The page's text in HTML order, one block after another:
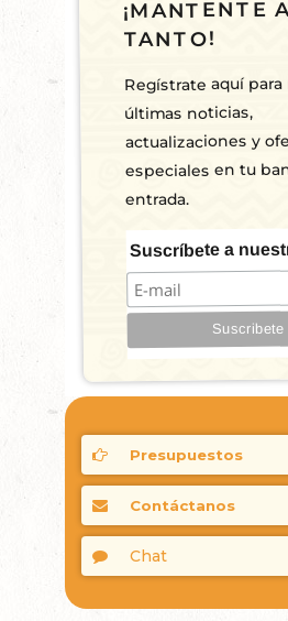
¡MANTENTE
TANTO!
Regístrate aquí
últimas noticias,
actualizaciones y
especiales en tu
entrada.
Suscríbete a
Presupuestos
Contáctanos
Chat